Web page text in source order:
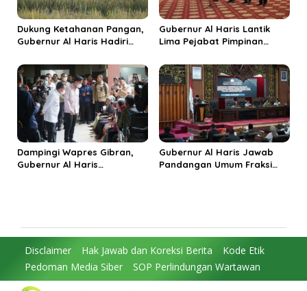
Dukung Ketahanan Pangan,
Gubernur Al Haris Hadiri
Kabupaten Tanjungjabung
Timur
Gubernur Al Haris Lantik
Lima Pejabat Pimpinan
Penguatan Kinerja dan
Integritas
Dampingi Wapres Gibran,
Gubernur Al Haris
Gubernur Al Haris Jawab
Pandangan Umum Fraksi
Disclaimer Hak Jawab dan Koreksi Berita
Kode Etik
Pedoman Media Siber
SOP Perlindungan Wartawan